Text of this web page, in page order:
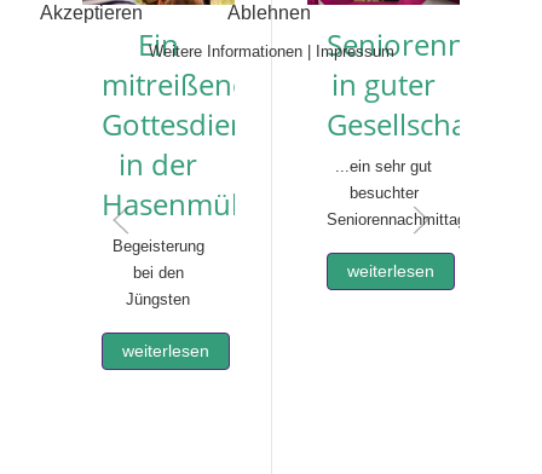
Ein
mitreißender
Gottesdienst
in der
Hasenmühle
Begeisterung
bei den
Jüngsten
weiterlesen
in guter
Gesellschaft
...ein sehr gut
besuchter
Seniorennachmittag
weiterlesen
Akzeptieren Ablehnen
Weitere Informationen| Impressum